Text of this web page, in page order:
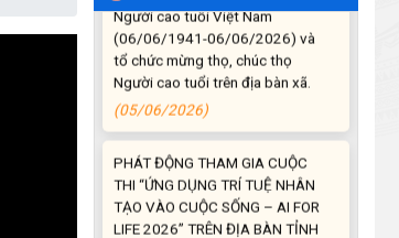
(06/06/1941-06/06/2026) và
tổ chức mừng thọ, chúc thọ
Người cao tuổi trên địa bàn xã.
(05/06/2026)
PHÁT ĐỘNG THAM GIA CUỘC
THI “ỨNG DỤNG TRÍ TUỆ NHÂN
TẠO VÀO CUỘC SỐNG – AI FOR
LIFE 2026” TRÊN ĐỊA BÀN TỈNH
ĐẮK LẮK